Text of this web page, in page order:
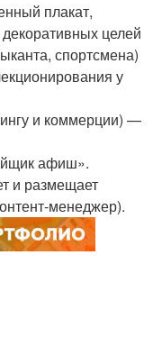
плакат,
целей
спортсмена)
у
и коммерции) —
афиш».
и размещает
менеджер).